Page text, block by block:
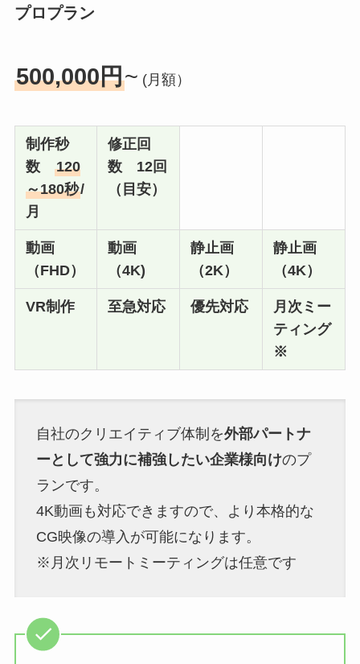
プロプラン
500,000円~ (月額）
制作秒
数120
～180秒/
月
修正回
数 12回
（目安）
動画
（FHD）
動画
（4K)
静止画
（2K）
静止画
（4K）
VR制作 至急対応 優先対応
月次ミー
ティング
※
自社のクリエイティブ体制を外部パートナ
ーとして強力に補強したい企業様向けのプ
ランです。
4K動画も対応できますので、より本格的な
CG映像の導入が可能になります。
※月次リモートミーティングは任意です